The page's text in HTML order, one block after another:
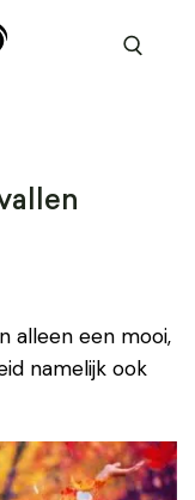
alleen een mooi,
namelijk ook